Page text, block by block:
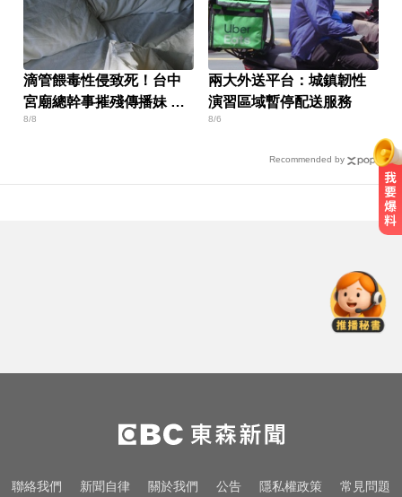
滴管餵毒性侵致死！台中
宮廟總幹事摧殘傳播妹 下
場出爐
8/8
兩大外送平台：城鎮韌性
演習區域暫停配送服務
8/6
Recommended by
五峰「8校停課」
無懼白海豚風雨！企聯父親節回歸
張庭瑜、張正韋用勝利感謝老爸
跨性別參賽議題延燒！NBA前球星
聯絡我們 新聞自律 關於我們 公告 隱私權政策 常見問題